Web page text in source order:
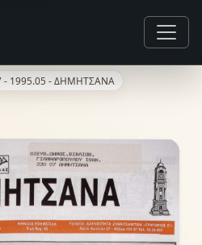
- 1995.05 - ΔΗΜΗΤΣΑΝΑ